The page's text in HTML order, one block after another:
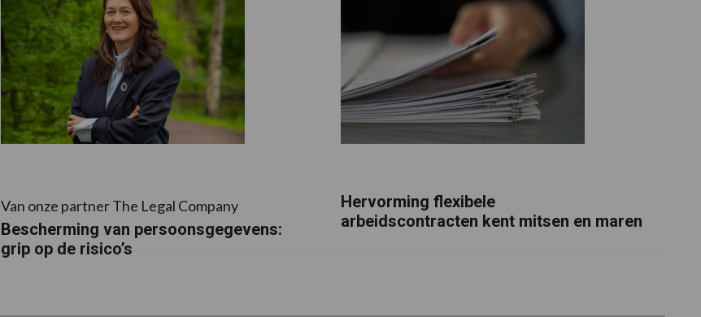
Van onze partner The Legal Company
Bescherming van persoonsgegevens:
grip op de risico’s
Hervorming flexibele
arbeidscontracten kent mitsen en maren